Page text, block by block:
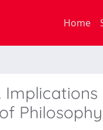
Home